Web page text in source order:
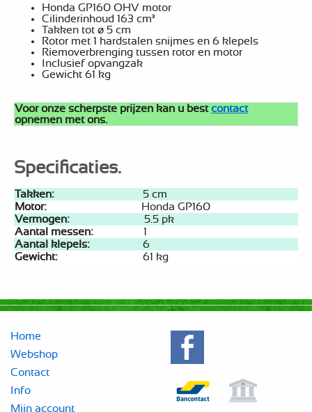
Honda GP160 OHV motor
Cilinderinhoud 163 cm³
Takken tot ø 5 cm
Rotor met 1 hardstalen snijmes en 6 klepels
Riemoverbrenging tussen rotor en motor
Inclusief opvangzak
Gewicht 61 kg
Voor onze scherpste prijzen kan u bestcontact
opnemen met ons.
Specificaties.
Takken:
5 cm
Motor:
Honda GP160
Vermogen:
5.5 pk
Aantal messen:
1
Aantal klepels:
6
Gewicht:
61 kg
Home
Webshop
Contact
Info
Mijn account